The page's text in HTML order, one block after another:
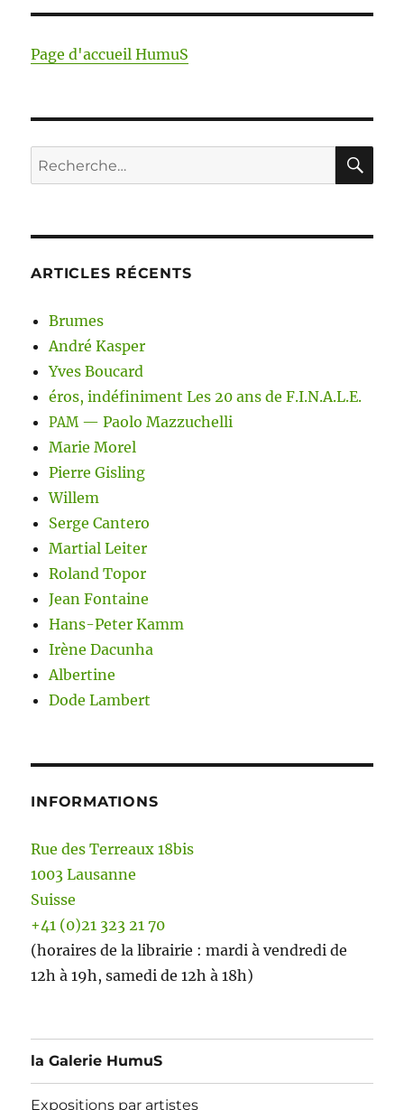
Page d'accueil HumuS
Recherche
pour :
ARTICLES RÉCENTS
Brumes
André Kasper
Yves Boucard
éros, indéfiniment Les 20 ans de F.I.N.A.L.E.
PAM — Paolo Mazzuchelli
Marie Morel
Pierre Gisling
Willem
Serge Cantero
Martial Leiter
Roland Topor
Jean Fontaine
Hans-Peter Kamm
Irène Dacunha
Albertine
Dode Lambert
INFORMATIONS
Rue des Terreaux 18bis
1003 Lausanne
Suisse
+41 (0)21 323 21 70
(horaires de la librairie : mardi à vendredi de
12h à 19h, samedi de 12h à 18h)
la Galerie HumuS
Expositions par artistes